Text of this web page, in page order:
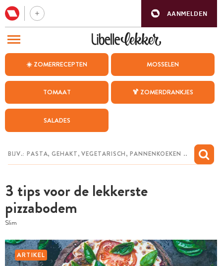
AANMELDEN
☀️ ZOMERRECEPTEN MOSSELEN
TOMAAT 🍹 ZOMERDRANKJES
SALADES
3 tips voor de lekkerste
pizzabodem
Slim
ARTIKEL
BEZOEK ONZE ANDERE WEBSITES
WEEKMENU
CHAT MET MAIA
MIJN BEWAARDE RECEPTEN